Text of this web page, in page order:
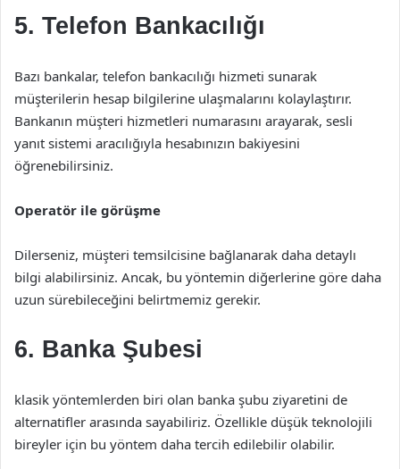
5. Telefon Bankacılığı
Bazı bankalar, telefon bankacılığı hizmeti sunarak
müşterilerin hesap bilgilerine ulaşmalarını kolaylaştırır.
Bankanın müşteri hizmetleri numarasını arayarak, sesli
yanıt sistemi aracılığıyla hesabınızın bakiyesini
öğrenebilirsiniz.
Operatör ile görüşme
Dilerseniz, müşteri temsilcisine bağlanarak daha detaylı
bilgi alabilirsiniz. Ancak, bu yöntemin diğerlerine göre daha
uzun sürebileceğini belirtmemiz gerekir.
6. Banka Şubesi
klasik yöntemlerden biri olan banka şubu ziyaretini de
alternatifler arasında sayabiliriz. Özellikle düşük teknolojili
bireyler için bu yöntem daha tercih edilebilir olabilir.